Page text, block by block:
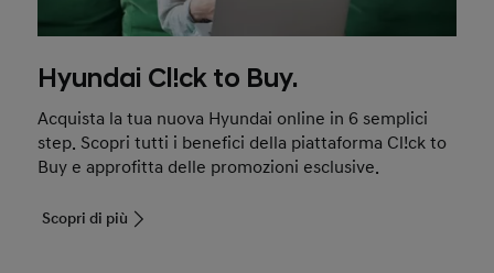
Hyundai Cl!ck to Buy.
Acquista la tua nuova Hyundai online in 6 semplici
step. Scopri tutti i benefici della piattaforma Cl!ck to
Buy e approfitta delle promozioni esclusive.
Scopri di più